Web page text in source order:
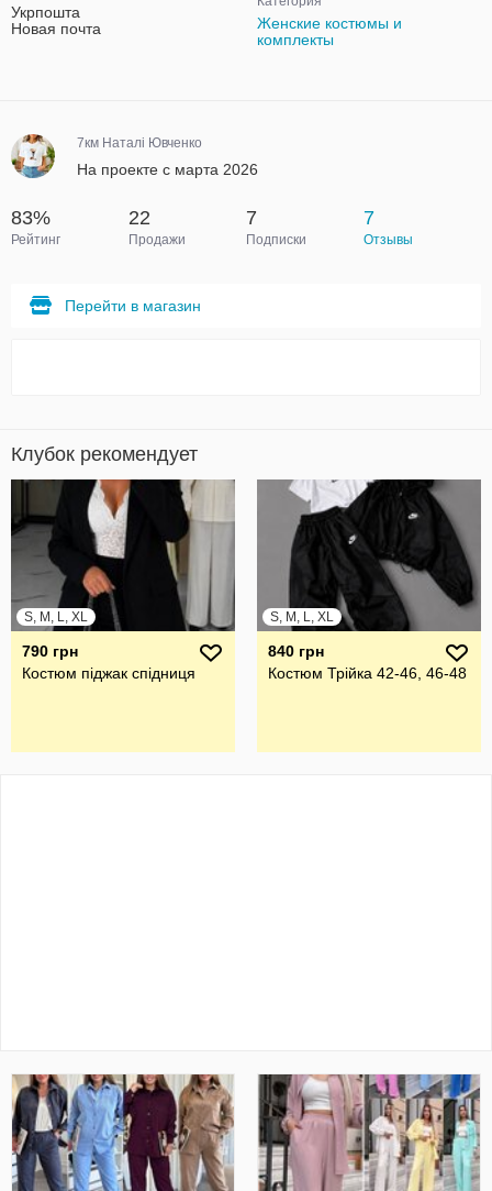
Укрпошта
Новая почта
Женские костюмы и
комплекты
7км Наталі Ювченко
На проекте с марта 2026
83%
Рейтинг
22
Продажи
7
Подписки
7
Отзывы
Перейти в магазин
Клубок рекомендует
S, M, L, XL
790 грн
Костюм піджак спідниця
S, M, L, XL
840 грн
Костюм Трійка 42-46, 46-48